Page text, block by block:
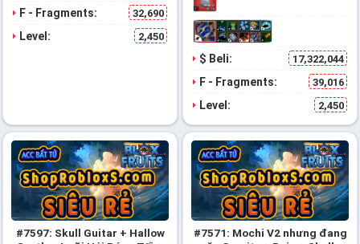
F - Fragments: 32,690
Level: 2,450
$ Beli: 17,322,044
F - Fragments: 39,016
Level: 2,450
#7597: Skull Guitar + Hallow
#7571: Mochi V2 nhưng đang